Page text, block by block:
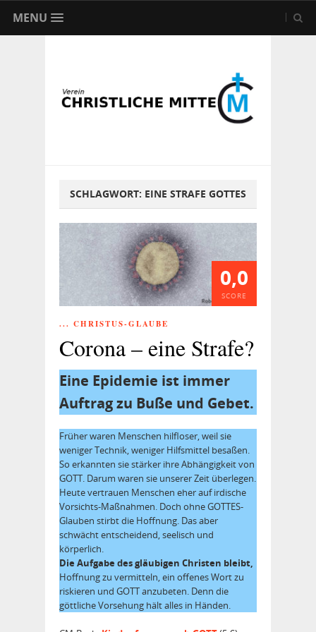
MENU
SCHLAGWORT: EINE STRAFE GOTTES
0,0
SCORE
... CHRISTUS-GLAUBE
Corona – eine Strafe?
Eine Epidemie ist immer
Auftrag zu Buße und Gebet.
Früher waren Menschen hilfloser, weil sie
weniger Technik, weniger Hilfsmittel besaßen.
So erkannten sie stärker ihre Abhängigkeit von
GOTT. Darum waren sie unserer Zeit überlegen.
Heute vertrauen Menschen eher auf irdische
Vorsichts-Maßnahmen. Doch ohne GOTTES-
Glauben stirbt die Hoffnung. Das aber
schwächt entscheidend, seelisch und
körperlich.
Die Aufgabe des gläubigen Christen bleibt,
Hoffnung zu vermitteln, ein offenes Wort zu
riskieren und GOTT anzubeten. Denn die
göttliche Vorsehung hält alles in Händen.